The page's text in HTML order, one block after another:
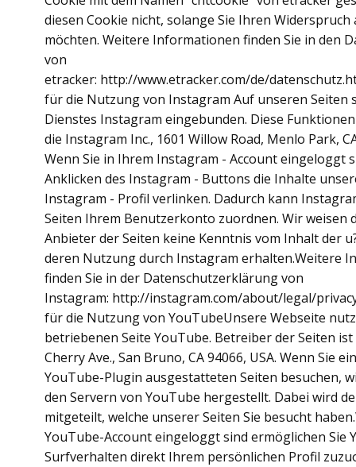
diesen Cookie nicht, solange Sie Ihren
möchten. Weitere Informationen finden Sie in den
von
etracker: http://www.etracker.com/de/
für die Nutzung von Instagram Auf unseren Seiten
Dienstes Instagram eingebunden. Diese
die Instagram Inc., 1601 Willow Road, Menlo Park,
Wenn Sie in Ihrem Instagram - Account eingeloggt
Anklicken des Instagram - Buttons die Inhalte
Instagram - Profil verlinken. Dadurch kann
Seiten Ihrem Benutzerkonto zuordnen. Wir weisen
Anbieter der Seiten keine Kenntnis vom Inhalt der
deren Nutzung durch Instagram erhalten.Weitere
finden Sie in der Datenschutzerklärung von
Instagram: http://instagram.com/about/legal/
für die Nutzung von YouTubeUnsere Webseite
betriebenen Seite YouTube. Betreiber der Seiten ist
Cherry Ave., San Bruno, CA 94066, USA. Wenn Sie
YouTube-Plugin ausgestatteten Seiten besuchen,
den Servern von YouTube hergestellt. Dabei wird
mitgeteilt, welche unserer Seiten Sie besucht
YouTube-Account eingeloggt sind ermöglichen Sie
Surfverhalten direkt Ihrem persönlichen Profil